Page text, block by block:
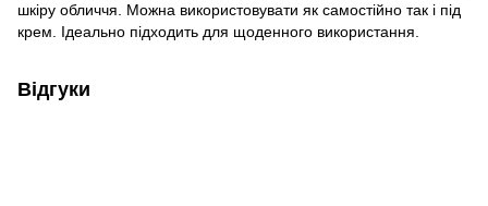
шкіру обличчя. Можна використовувати як самостійно так і під
крем. Ідеально підходить для щоденного використання.
Відгуки